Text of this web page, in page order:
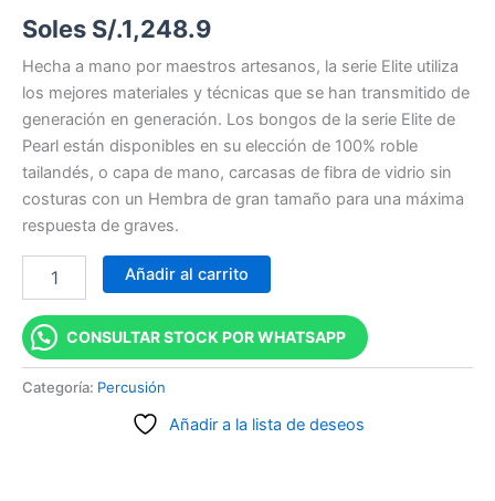
Soles S/.1,248.9
Hecha a mano por maestros artesanos, la serie Elite utiliza
los mejores materiales y técnicas que se han transmitido de
generación en generación. Los bongos de la serie Elite de
Pearl están disponibles en su elección de 100% roble
tailandés, o capa de mano, carcasas de fibra de vidrio sin
costuras con un Hembra de gran tamaño para una máxima
respuesta de graves.
Añadir al carrito
CONSULTAR STOCK POR WHATSAPP
Categoría: Percusión
Añadir a la lista de deseos